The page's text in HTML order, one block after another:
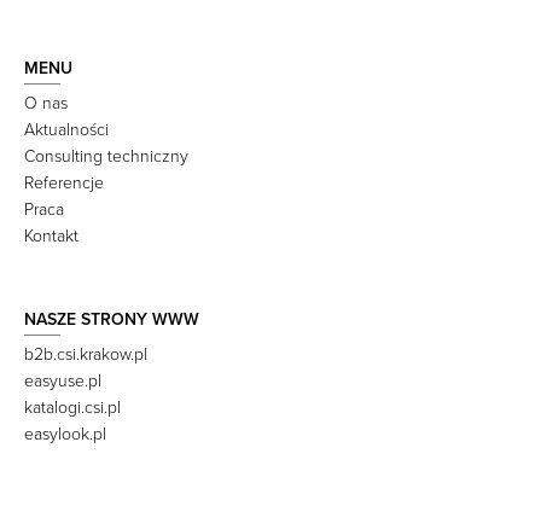
MENU
O nas
Aktualności
Consulting techniczny
Referencje
Praca
Kontakt
NASZE STRONY WWW
b2b.csi.krakow.pl
easyuse.pl
katalogi.csi.pl
easylook.pl